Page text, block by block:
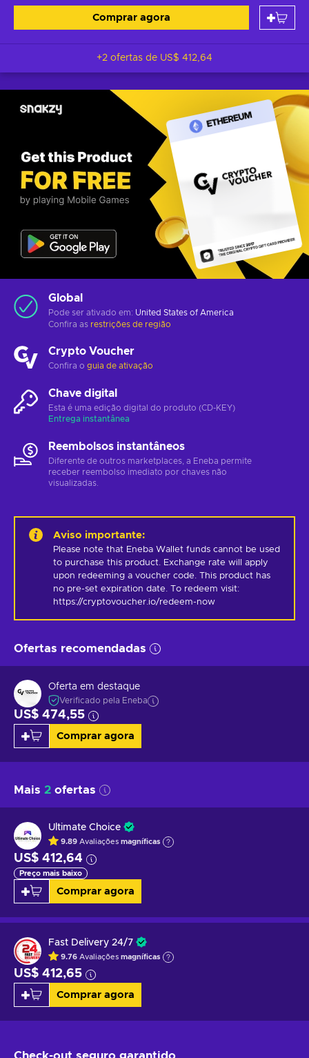
Comprar agora
+2 ofertas de US$ 412,64
Global
Pode ser ativado em: United States of America
Confira as restrições de região
Crypto Voucher
Confira o guia de ativação
Chave digital
Esta é uma edição digital do produto (CD-KEY)
Entrega instantânea
Reembolsos instantâneos
Diferente de outros marketplaces, a Eneba permite
receber reembolso imediato por chaves não
visualizadas.
Aviso importante:
Please note that Eneba Wallet funds cannot be used
to purchase this product. Exchange rate will apply
upon redeeming a voucher code. This product has
no pre-set expiration date. To redeem visit:
https://cryptovoucher.io/redeem-now
Ofertas recomendadas
Oferta em destaque
Verificado pela Eneba
US$ 474,55
Comprar agora
Mais 2 ofertas
Ultimate Choice
9.89 Avaliações magníficas
US$ 412,64
Preço mais baixo
Comprar agora
Fast Delivery 24/7
9.76 Avaliações magníficas
US$ 412,65
Comprar agora
Check-out seguro garantido